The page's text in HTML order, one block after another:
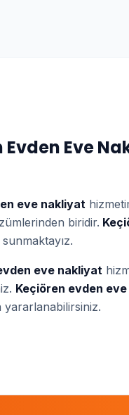
Evden Eve
eve nakliyat
biridir.
eve nakliyat
Keçiören evden
yararlanabilirsiniz.